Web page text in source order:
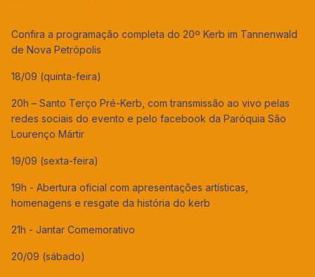
Confira a programação completa do 20º Kerb im Tannenwald
de Nova Petrópolis
18/09 (quinta-feira)
20h – Santo Terço Pré-Kerb, com transmissão ao vivo pelas
redes sociais do evento e pelo facebook da Paróquia São
Lourenço Mártir
19/09 (sexta-feira)
19h - Abertura oficial com apresentações artísticas,
homenagens e resgate da história do kerb
21h - Jantar Comemorativo
20/09 (sábado)